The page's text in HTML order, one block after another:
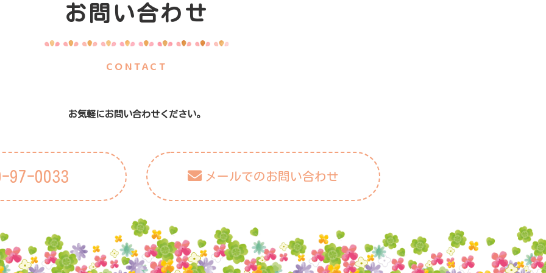
お問い合わせ
CONTACT
お気軽にお問い合わせください。
97-0033 メールでのお問い合わせ